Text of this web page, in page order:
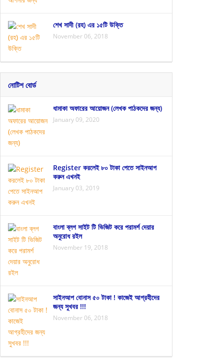
শেখ সাদী (রহ) এর ১৫টি উক্তি
November 06, 2018
নোটিশ বোর্ড
ধামাকা অফারের আয়োজন (লেখক পাঠকদের জন্য)
January 09, 2020
Register করলেই ৮০ টাকা পেতে সাইনআপ
করুন এখনই
January 03, 2019
বাংলা ব্লগ সাইট টি ভিজিট করে পরামর্শ দেয়ার
অনুরোধ রইল
November 19, 2018
সাইনআপ বোনাস ৫০ টাকা ! কাজেই আগ্রহীদের
জন্য সুখবর !!!
November 06, 2018